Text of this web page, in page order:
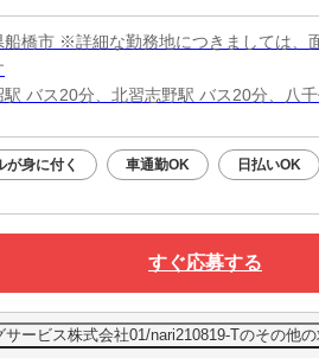
船橋市 ※詳細な勤務地につきましては、
駅 バス20分、北習志野駅 バス20分、八
が身に付く 車通勤OK 日払いOK
すぐ応募する
ービス株式会社01/nari210819-Tのその他